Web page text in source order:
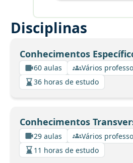
Disciplinas
Conhecimentos
60 aulas
Vários
36 horas de estudo
Conhecimentos
29 aulas
Vários
11 horas de estudo